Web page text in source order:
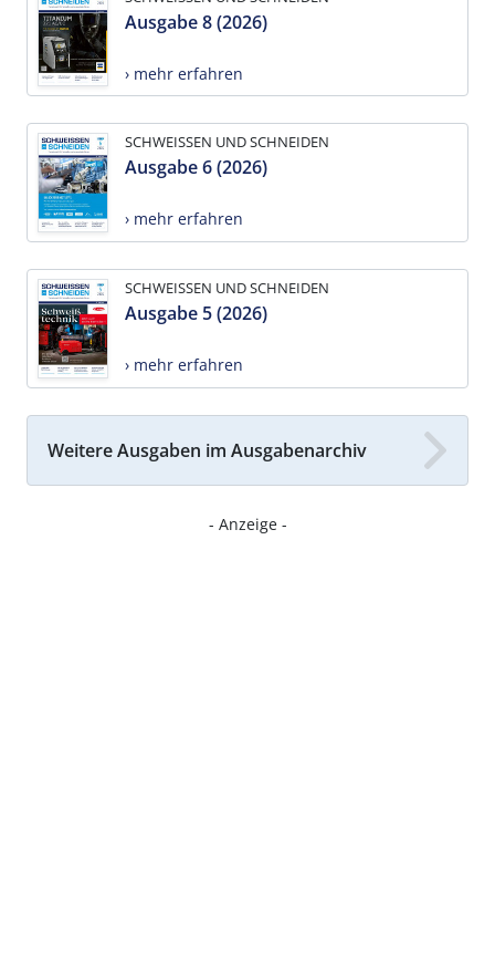
Ausgabe 8 (2026)
› mehr erfahren
SCHWEISSEN UND SCHNEIDEN
Ausgabe 6 (2026)
› mehr erfahren
SCHWEISSEN UND SCHNEIDEN
Ausgabe 5 (2026)
› mehr erfahren
Weitere Ausgaben im Ausgabenarchiv
- Anzeige -